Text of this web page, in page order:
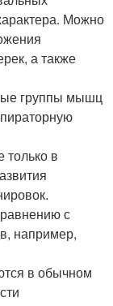
Можно
а также
группы мышц
в
с
например,
в обычном